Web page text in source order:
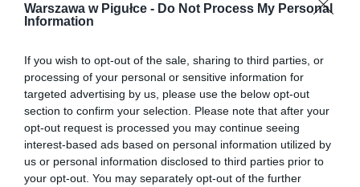
Warszawa w Pigułce - Do Not Process My Personal
Information
If you wish to opt-out of the sale, sharing to third parties, or
processing of your personal or sensitive information for
targeted advertising by us, please use the below opt-out
section to confirm your selection. Please note that after your
opt-out request is processed you may continue seeing
interest-based ads based on personal information utilized by
us or personal information disclosed to third parties prior to
your opt-out. You may separately opt-out of the further